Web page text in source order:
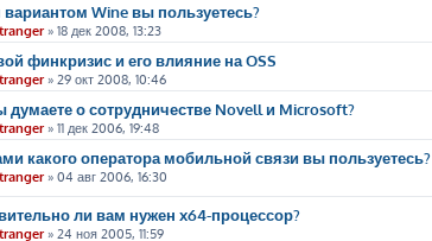
Wine вы пользуетесь?
» 18 дек 2008, 13:23
финкризис и его влияние на OSS
» 29 окт 2008, 10:46
думаете о сотрудничестве Novell и Microsoft?
» 11 дек 2006, 19:48
какого оператора мобильной связи вы пользуетесь?
» 04 авг 2006, 16:30
ли вам нужен x64-процессор?
» 24 ноя 2005, 11:59